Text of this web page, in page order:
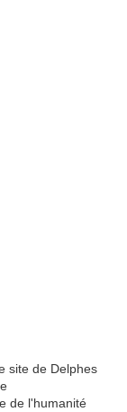
site de Delphes
de l'humanité